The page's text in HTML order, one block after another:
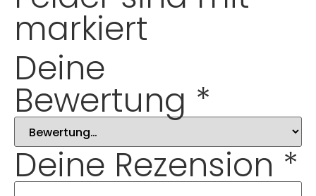
markiert
Deine
Bewertung *
Deine Rezension *